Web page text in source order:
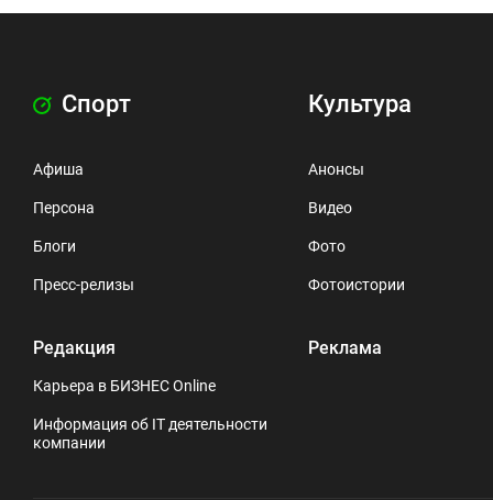
Спорт
Афиша
Персона
Блоги
Пресс-релизы
Редакция
Карьера в БИЗНЕС Online
Информация об IT деятельности
компании
Культура
Анонсы
Видео
Фото
Фотоистории
Реклама